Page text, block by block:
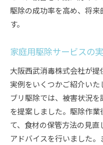
駆除の成功率を高め、将
す。
家庭用駆除サービスの
大阪西武消毒株式会社が
実例をいくつかご紹介い
ブリ駆除では、被害状況
を提案しました。駆除作
て、食材の保管方法の見
アドバイスを行いました